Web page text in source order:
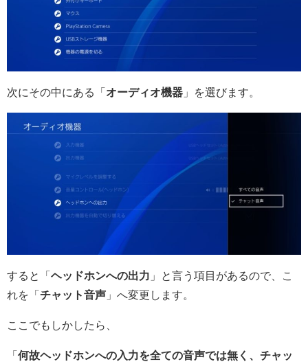
次にその中にある「 オーディオ機器 」を選びます。
すると「ヘッドホンへの出力 」と言う項目があるので、こ
れを「チャット音声 」へ変更します。
ここでもしかしたら、
「何故ヘッドホンへの入力を全ての音声では無く、チャッ